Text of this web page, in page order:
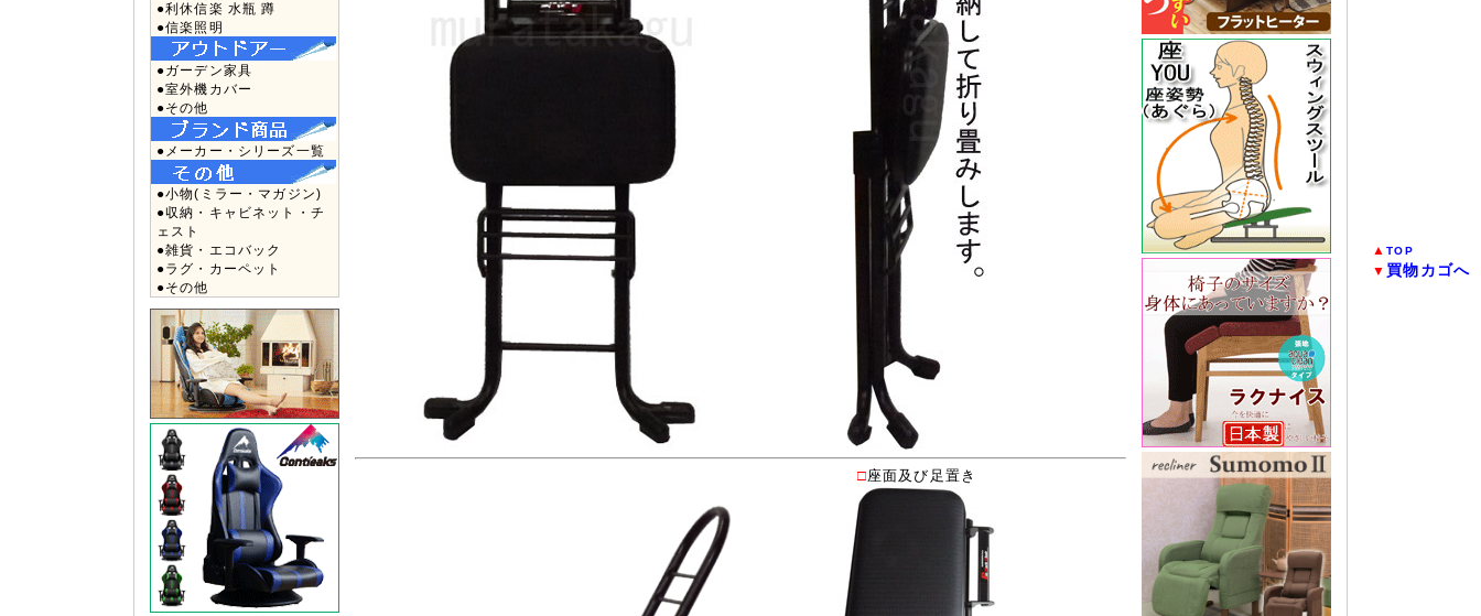
●利休信楽 水瓶 蹲
●信楽照明
●ガーデン家具
●室外機カバー
●その他
●メーカー・シリーズ一覧
●小物(ミラー・マガジン)
●収納・キャビネット・チ
ェスト
●雑貨・エコバック
●ラグ・カーペット
●その他
□座面及び足置き
▲TOP
▼ 買物カゴへ